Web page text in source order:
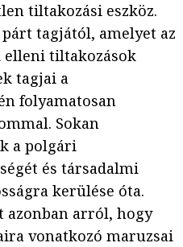
tiltakozási eszköz.
tagjától, amelyet az
tiltakozások
tagjai a
folyamatosan
Sokan
a polgári
és társadalmi
kerülése óta.
azonban arról, hogy
vonatkozó maruzsai